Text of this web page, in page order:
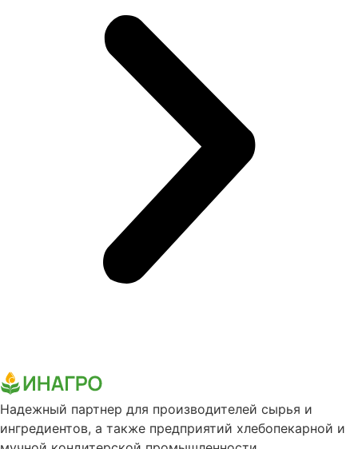
Надежный партнер для производителей сырья и
ингредиентов, а также предприятий хлебопекарной и